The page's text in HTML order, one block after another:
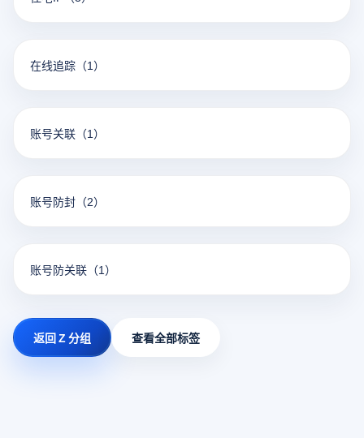
在线追踪 （1）
账号关联 （1）
账号防封 （2）
账号防关联 （1）
返回 Z 分组 查看全部标签